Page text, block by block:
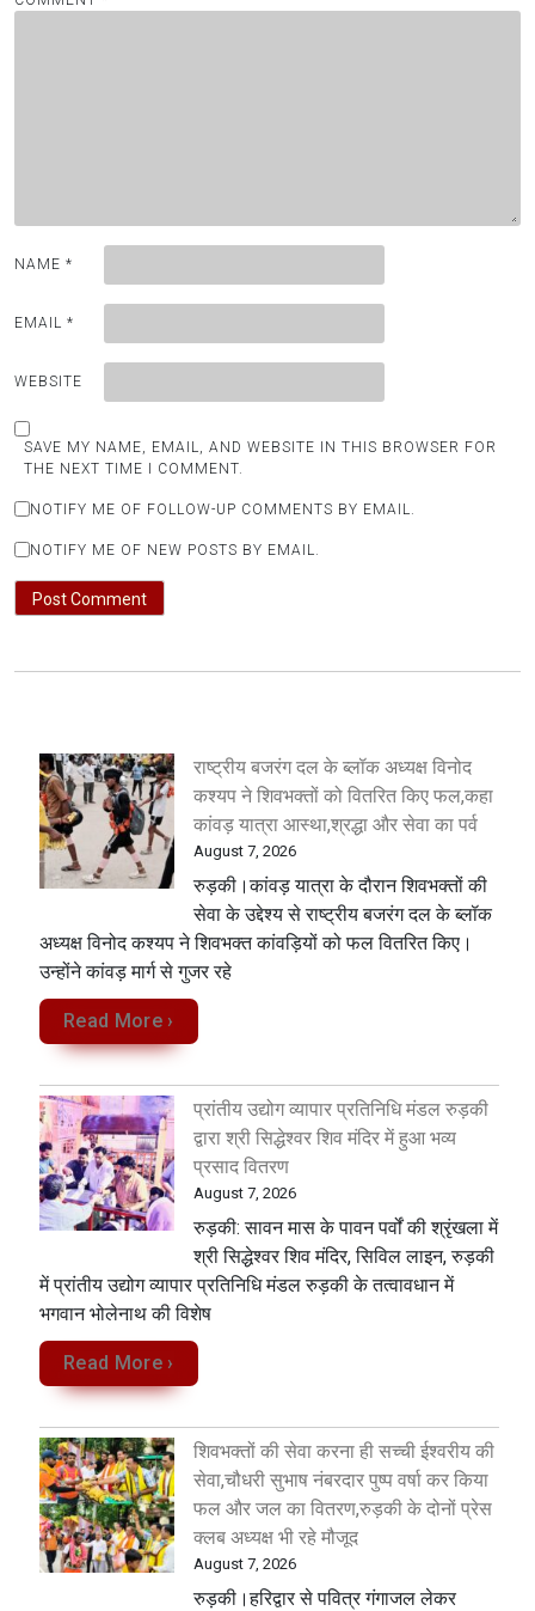
NAME *
EMAIL *
WEBSITE
SAVE MY NAME, EMAIL, AND WEBSITE IN THIS BROWSER FOR
THE NEXT TIME I COMMENT.
NOTIFY ME OF FOLLOW-UP COMMENTS BY EMAIL.
NOTIFY ME OF NEW POSTS BY EMAIL.
राष्ट्रीय बजरंग दल के ब्लॉक अध्यक्ष विनोद
कश्यप ने शिवभक्तों को वितरित किए फल,कहा
कांवड़ यात्रा आस्था,श्रद्धा और सेवा का पर्व
August 7, 2026
रुड़की।कांवड़ यात्रा के दौरान शिवभक्तों की
सेवा के उद्देश्य से राष्ट्रीय बजरंग दल के ब्लॉक
अध्यक्ष विनोद कश्यप ने शिवभक्त कांवड़ियों को फल वितरित किए।
उन्होंने कांवड़ मार्ग से गुजर रहे
Read More ›
प्रांतीय उद्योग व्यापार प्रतिनिधि मंडल रुड़की
द्वारा श्री सिद्धेश्वर शिव मंदिर में हुआ भव्य
प्रसाद वितरण
August 7, 2026
​रुड़की: सावन मास के पावन पर्वों की श्रृंखला में
श्री सिद्धेश्वर शिव मंदिर, सिविल लाइन, रुड़की
में प्रांतीय उद्योग व्यापार प्रतिनिधि मंडल रुड़की के तत्वावधान में
भगवान भोलेनाथ की विशेष
Read More ›
शिवभक्तों की सेवा करना ही सच्ची ईश्वरीय की
सेवा,चौधरी सुभाष नंबरदार पुष्प वर्षा कर किया
फल और जल का वितरण,रुड़की के दोनों प्रेस
क्लब अध्यक्ष भी रहे मौजूद
August 7, 2026
रुड़की।हरिद्वार से पवित्र गंगाजल लेकर